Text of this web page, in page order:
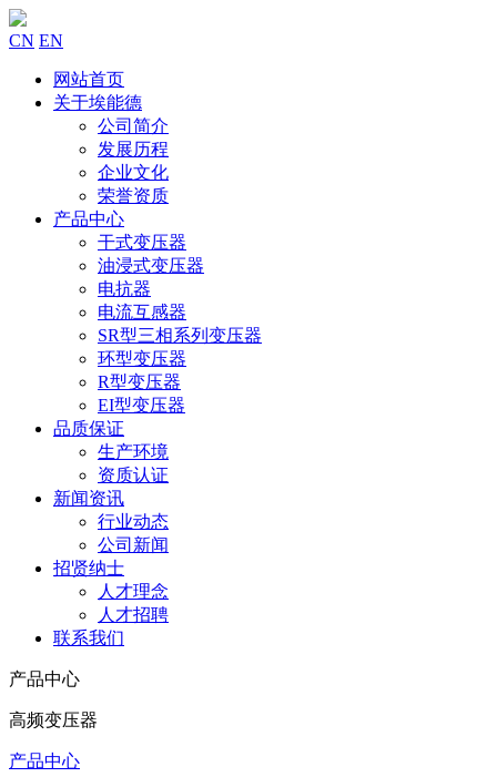
CN EN
网站首页
关于埃能德
公司简介
发展历程
企业文化
荣誉资质
产品中心
干式变压器
油浸式变压器
电抗器
电流互感器
SR型三相系列变压器
环型变压器
R型变压器
EI型变压器
品质保证
生产环境
资质认证
新闻资讯
行业动态
公司新闻
招贤纳士
人才理念
人才招聘
联系我们
产品中心
高频变压器
产品中心